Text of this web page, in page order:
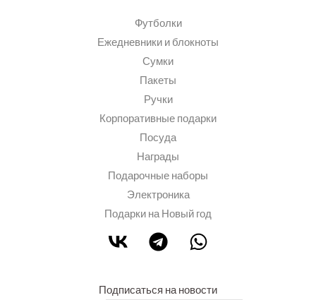
Футболки
Ежедневники и блокноты
Сумки
Пакеты
Ручки
Корпоративные подарки
Посуда
Награды
Подарочные наборы
Электроника
Подарки на Новый год
Подписаться на новости